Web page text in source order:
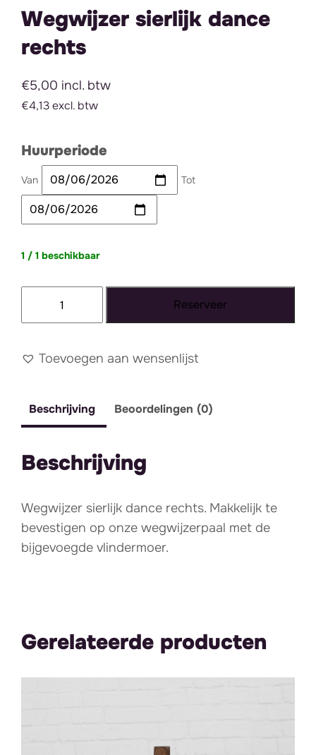
Wegwijzer sierlijk dance
rechts
€5,00 incl. btw
€4,13 excl. btw
Huurperiode
Van Tot
1 / 1 beschikbaar
rechts
Reserveer
Toevoegen aan wensenlijst
Beschrijving Beoordelingen (0)
Beschrijving
Wegwijzer sierlijk dance rechts. Makkelijk te
bevestigen op onze wegwijzerpaal met de
bijgevoegde vlindermoer.
Gerelateerde producten